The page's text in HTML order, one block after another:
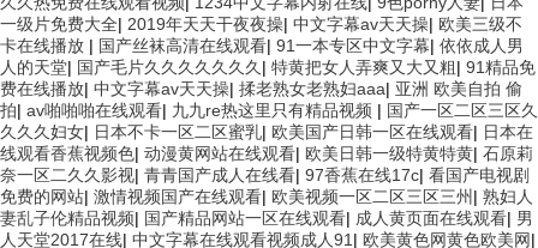
一级片免费大全| 2019年天天干夜夜操| 中文字幕av天天操| 欧美三级不
卡在线播放 | 国产丝袜高清在线观看| 91一本专区中文字幕| 依依成人男
人的天堂| 国产毛片久久久久久久久 | 特黄把女人弄爽又大又粗| 91精品免
费在线播放| 中文字幕av天天操| 揉老熟女老熟妇aaa| 亚洲 欧美自拍 偷
拍| av啪啪啪在线观看| 九九re热这里只有精品视频 | 国产一区二区三区久
久久久妇女| 日本不卡一区二区蜜乳| 欧美国产日韩一区在线观看| 日本在
线观看香蕉视频色| 动漫黄网站在线观看| 欧美日韩一级特黄特黄| 石原莉
奈一区二久久影视| 青青国产成人在线看| 97香蕉在线17c| 看国产电视剧
免费的网站| 激情视频国产在线观看| 欧美视频一区二区三区三州| 熟妇人
妻乱子伦精品视频| 国产精品网站一区在线观看| 成人黄页面在线观看| 男
人天堂2017在线| 中文字幕在线观看视频成人91 | 欧美黄色网黄色欧美网|